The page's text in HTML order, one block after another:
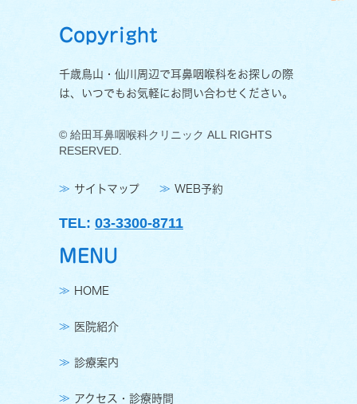
Copyright
千歳鳥山・仙川周辺で耳鼻咽喉科をお探しの際
は、いつでもお気軽にお問い合わせください。
© 給田耳鼻咽喉科クリニック ALL RIGHTS
RESERVED.
サイトマップ WEB予約
TEL: 03-3300-8711
MENU
HOME
医院紹介
診療案内
アクセス・診療時間